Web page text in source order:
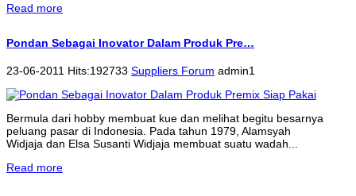
Read more
Pondan Sebagai Inovator Dalam Produk Pre…
23-06-2011 Hits:192733 Suppliers Forum admin1
Bermula dari hobby membuat kue dan melihat begitu besarnya
peluang pasar di Indonesia. Pada tahun 1979, Alamsyah
Widjaja dan Elsa Susanti Widjaja membuat suatu wadah...
Read more